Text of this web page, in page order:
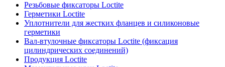
Резьбовые фиксаторы Loctite
Герметики Loctite
Уплотнители для жестких фланцев и силиконовые
герметики
Вал-втулочные фиксаторы Loctite (фиксация
цилиндрических соединений)
Продукция Loctite